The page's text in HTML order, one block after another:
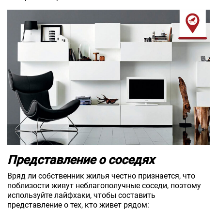
Представление о соседях
Вряд ли собственник жилья честно признается, что
поблизости живут неблагополучные соседи, поэтому
используйте лайфхаки, чтобы составить
представление о тех, кто живет рядом: